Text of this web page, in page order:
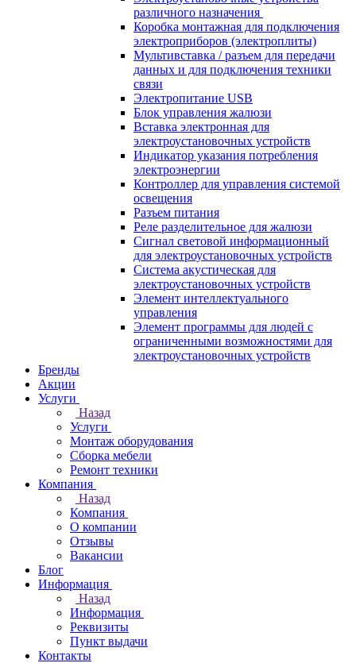
различного назначения
Коробка монтажная для подключения
электроприборов (электроплиты)
Мультивставка / разъем для передачи
данных и для подключения техники
связи
Электропитание USB
Блок управления жалюзи
Вставка электронная для
электроустановочных устройств
Индикатор указания потребления
электроэнергии
Контроллер для управления системой
освещения
Разъем питания
Реле разделительное для жалюзи
Сигнал световой информационный
для электроустановочных устройств
Система акустическая для
электроустановочных устройств
Элемент интеллектуального
управления
Элемент программы для людей с
ограниченными возможностями для
электроустановочных устройств
Бренды
Акции
Услуги
Назад
Услуги
Монтаж оборудования
Сборка мебели
Ремонт техники
Компания
Назад
Компания
О компании
Отзывы
Вакансии
Блог
Информация
Назад
Информация
Реквизиты
Пункт выдачи
Контакты